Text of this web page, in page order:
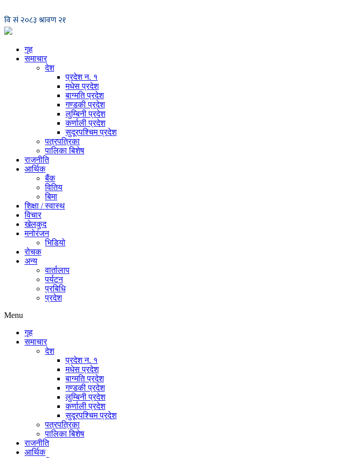
गृह
समाचार
देश
प्रदेश न. १
मधेस प्रदेश
बाग्मति प्रदेश
गण्डकी प्रदेश
लुम्बिनी प्रदेश
कर्णाली प्रदेश
सुदूरपश्चिम प्रदेश
पत्रपत्रिका
पालिका बिशेष
राजनीति
आर्थिक
बैंक
वितिय
बिमा
शिक्षा / स्वास्थ
विचार
खेलकुद
मनोरंजन
भिडियो
रोचक
अन्य
वार्तालाप
पर्यटन
प्रबिधि
प्रदेश
Menu
गृह
समाचार
देश
प्रदेश न. १
मधेस प्रदेश
बाग्मति प्रदेश
गण्डकी प्रदेश
लुम्बिनी प्रदेश
कर्णाली प्रदेश
सुदूरपश्चिम प्रदेश
पत्रपत्रिका
पालिका बिशेष
राजनीति
आर्थिक